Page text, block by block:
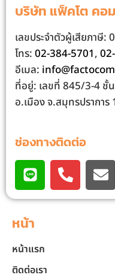
บริษัท แฟ็คโต คอ
เลขประจําตัวผู้เสียภาษี
โทร:02-384-5701,
อีเมล:
ที่อยู่: เลขที่ 845/3-4 ชั้
อ.เมือง จ.สมุทรปราการ
ช่องทางติดต่อ
หน้า
หน้าแรก
ติดต่อเรา